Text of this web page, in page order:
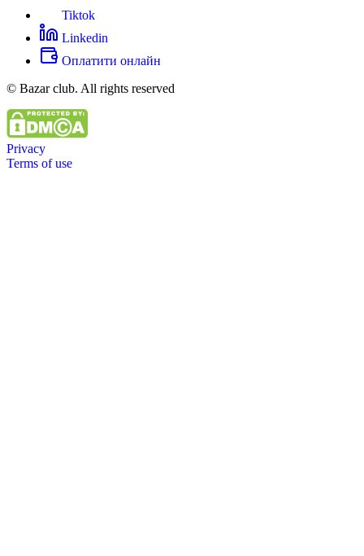
Tiktok
Linkedin
Оплатити онлайн
© Bazar club. All rights reserved
Privacy
Terms of use